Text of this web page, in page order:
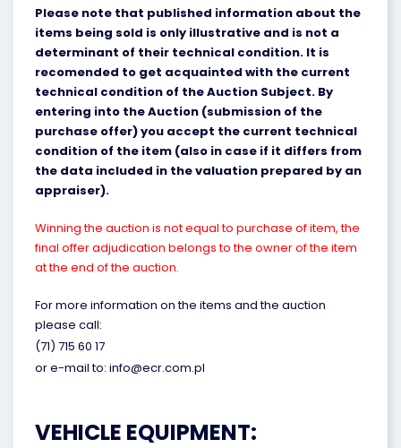
Please note that published information about the
items being sold is only illustrative and is not a
determinant of their technical condition. It is
recomended to get acquainted with the current
technical condition of the Auction Subject. By
entering into the Auction (submission of the
purchase offer) you accept the current technical
condition of the item (also in case if it differs from
the data included in the valuation prepared by an
appraiser).
Winning the auction is not equal to purchase of item, the
final offer adjudication belongs to the owner of the item
at the end of the auction.
For more information on the items and the auction
please call:
(71) 715 60 17
or e-mail to: info@ecr.com.pl
VEHICLE EQUIPMENT: